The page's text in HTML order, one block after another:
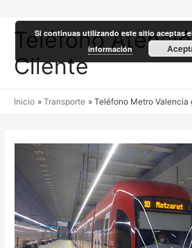
Teléfono
Cliente
Inicio Transporte Teléfono Metro Valencia
Si continuas utilizando este sitio aceptas
información